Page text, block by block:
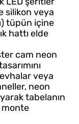
silikon veya
tüpün içine
hattı elde
cam neon
veya
neon
tabelanın